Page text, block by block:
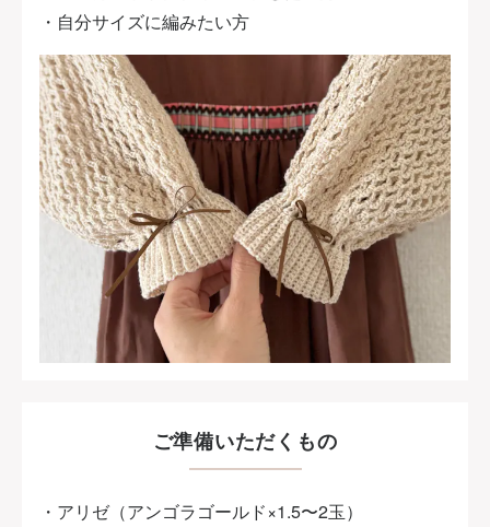
・自分サイズに編みたい方
ご準備いただくもの
・アリゼ（アンゴラゴールド×1.5〜2玉）